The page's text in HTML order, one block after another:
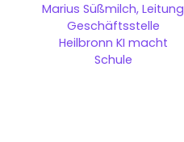
Marius Süßmilch, Leitung
Geschäftsstelle
Heilbronn KI macht
Schule